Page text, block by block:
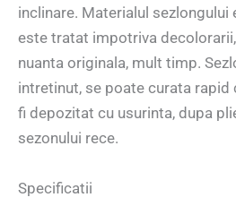
inclinare. Materialul sezlongului
este tratat impotriva
nuanta originala, mult timp.
intretinut, se poate curata rapid
fi depozitat cu usurinta, dupa
sezonului rece.
Specificatii